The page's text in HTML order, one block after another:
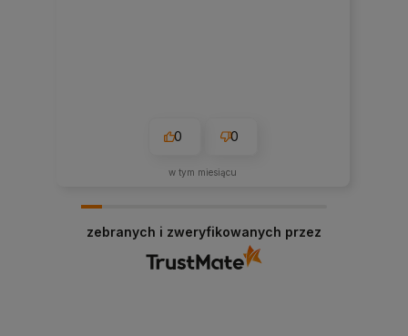
0 0
w tym miesiącu
zebranych i zweryfikowanych przez